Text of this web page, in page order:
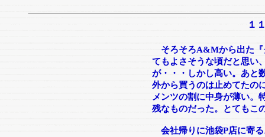
１
そろそろA&Mから出た
てもよさそうな頃だと思い
が・・・しかし高い。あと
外から買うのは止めてたの
メンツの割に中身が薄い。
残なものだった。とてもこ
会社帰りに池袋P店に寄